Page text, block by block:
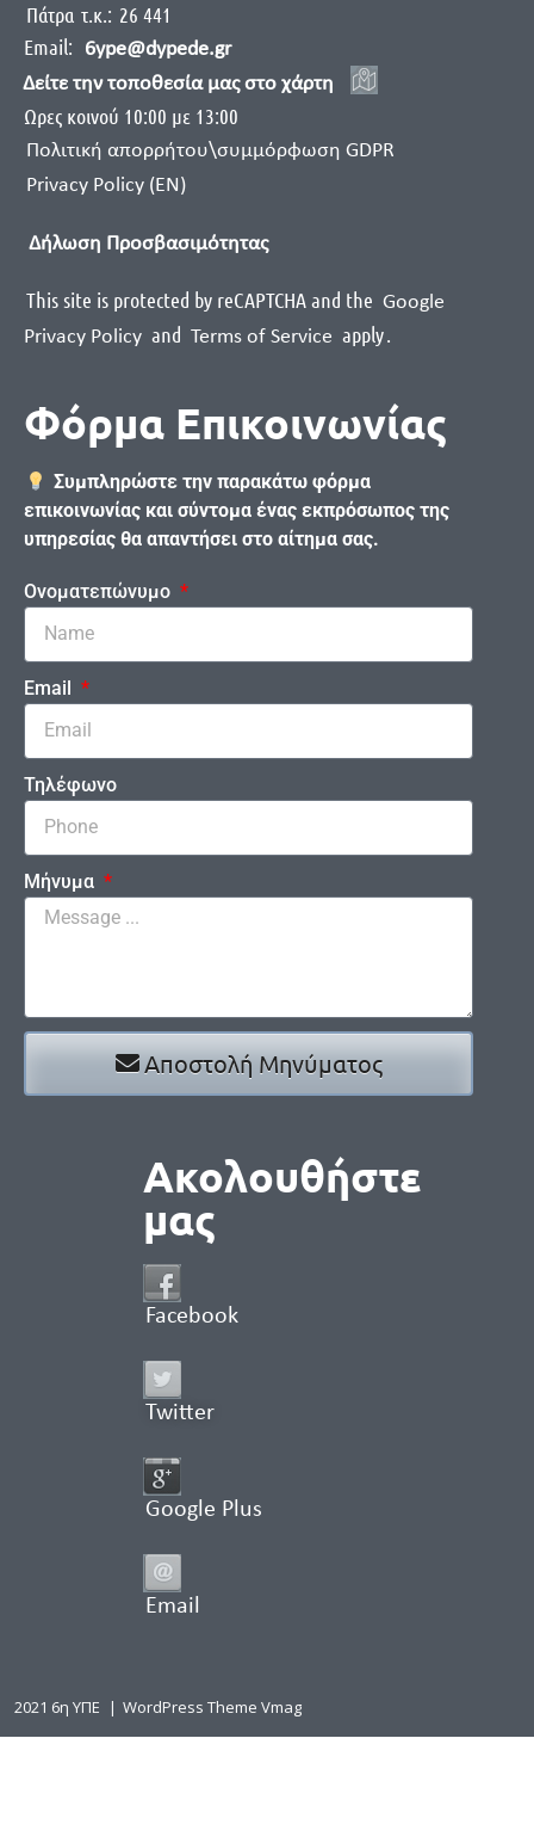
Πάτρα τ.κ.: 26 441
Email:
6ype@dypede.gr
Δείτε την τοποθεσία μας στο χάρτη
Ωρες κοινού 10:00 με 13:00
Πολιτική απορρήτου\συμμόρφωση GDPR
Privacy Policy (EN)
Δήλωση Προσβασιμότητας
This site is protected by reCAPTCHA and the Google
Privacy Policy and Terms of Service apply.
Φόρμα Επικοινωνίας
Συμπληρώστε την παρακάτω φόρμα
επικοινωνίας και σύντομα ένας εκπρόσωπος της
υπηρεσίας θα απαντήσει στο αίτημα σας.
Ονοματεπώνυμο
Email
Τηλέφωνο
Μήνυμα
Αποστολή Μηνύματος
Ακολουθήστε
μας
Facebook
Twitter
Google Plus
Email
2021 6η ΥΠΕ | WordPress Theme Vmag